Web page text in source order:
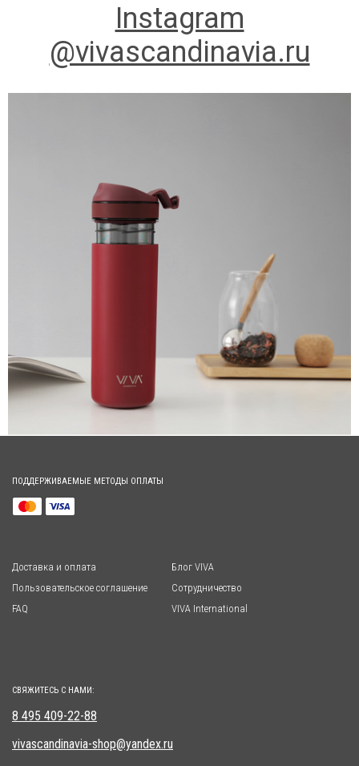
Instagram
@vivascandinavia.ru
ПОДДЕРЖИВАЕМЫЕ МЕТОДЫ ОПЛАТЫ
Доставка и оплата
Пользовательское соглашение
FAQ
Блог VIVA
Сотрудничество
VIVA International
СВЯЖИТЕСЬ С НАМИ:
8 495 409-22-88
vivascandinavia-shop@yandex.ru